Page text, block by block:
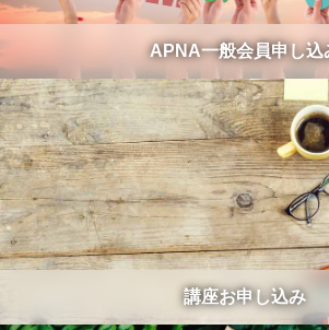
APNA一般会員申し込
講座お申し込み